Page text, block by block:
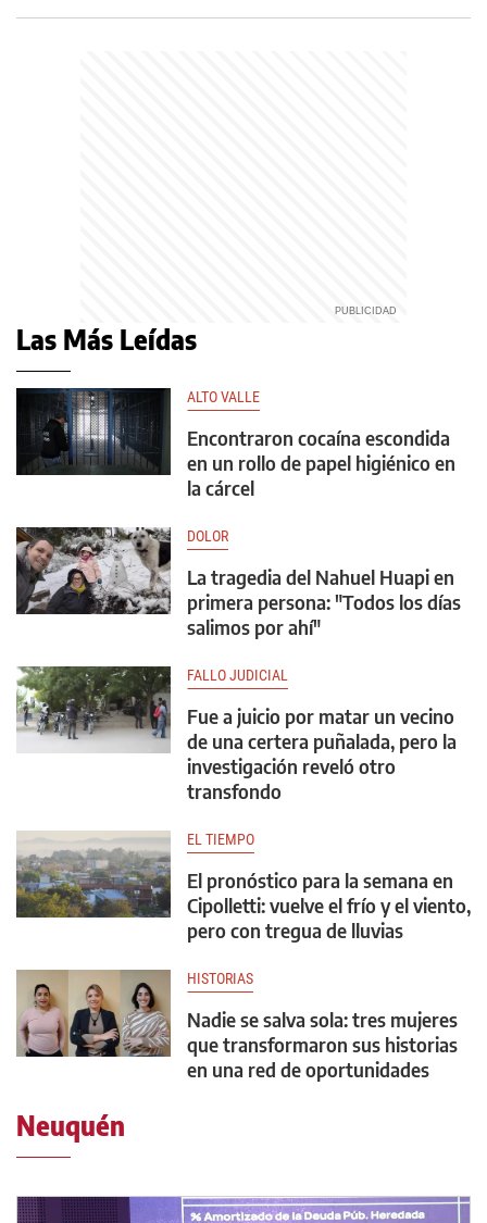
Las Más Leídas
ALTO VALLE
Encontraron cocaína escondida
en un rollo de papel higiénico en
la cárcel
DOLOR
La tragedia del Nahuel Huapi en
primera persona: "Todos los días
salimos por ahí"
FALLO JUDICIAL
Fue a juicio por matar un vecino
de una certera puñalada, pero la
investigación reveló otro
transfondo
EL TIEMPO
El pronóstico para la semana en
Cipolletti: vuelve el frío y el viento,
pero con tregua de lluvias
HISTORIAS
Nadie se salva sola: tres mujeres
que transformaron sus historias
en una red de oportunidades
Neuquén